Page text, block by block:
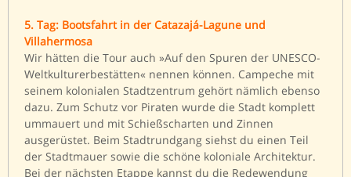
5. Tag: Bootsfahrt in der Catazajá-Lagune und
Villahermosa
Wir hätten die Tour auch »Auf den Spuren der UNESCO-
Weltkulturerbestätten« nennen können. Campeche mit
seinem kolonialen Stadtzentrum gehört nämlich ebenso
dazu. Zum Schutz vor Piraten wurde die Stadt komplett
ummauert und mit Schießscharten und Zinnen
ausgerüstet. Beim Stadtrundgang siehst du einen Teil
der Stadtmauer sowie die schöne koloniale Architektur.
Bei der nächsten Etappe kannst du die Redewendung